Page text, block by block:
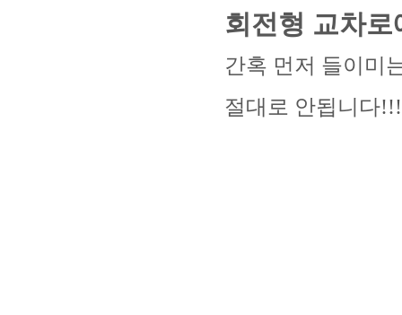
회전형 교차
간혹 먼저 들이미
절대로 안됩니다